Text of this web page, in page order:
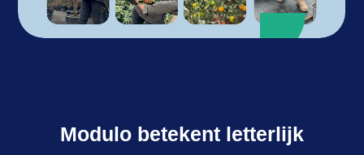
projecten
Modulo betekent letterlijk